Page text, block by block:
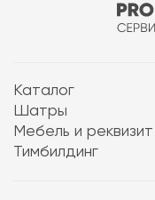
Каталог
Шатры
Мебель и реквизит
Тимбилдинг